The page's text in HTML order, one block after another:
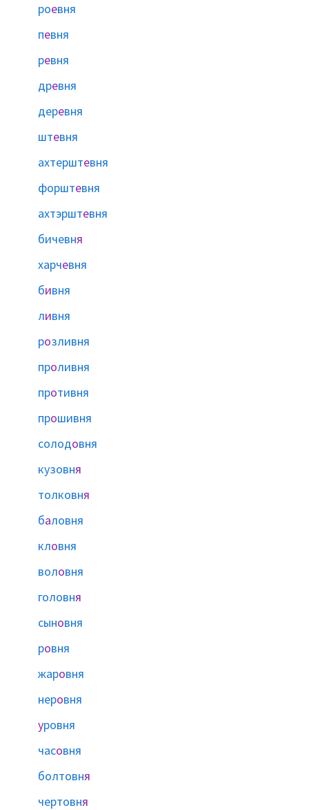
роевня
певня
ревня
древня
деревня
штевня
ахтерштевня
форштевня
ахтэрштевня
бичевня
харчевня
бивня
ливня
розливня
проливня
противня
прошивня
солодовня
кузовня
толковня
баловня
кловня
воловня
головня
сыновня
ровня
жаровня
неровня
уровня
часовня
болтовня
чертовня